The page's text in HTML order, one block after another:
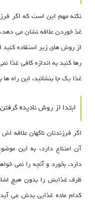
نکته مهم این است که اگر
غذ خوردن علاقه نشان می
از روش های زیر استفاده کنید
رها کنید به اندازه کافی غذا
غذا یک جا بنشانید، این راه ها
ابتدا از روش نادیده
اگر فرزندتان ناگهان علاقه
آن امتناع دارد، به این
دارد، بخورد و آنچه را نمی
ظرف غذایش را بدون هیچ
کدام ماده غذایی بدش می